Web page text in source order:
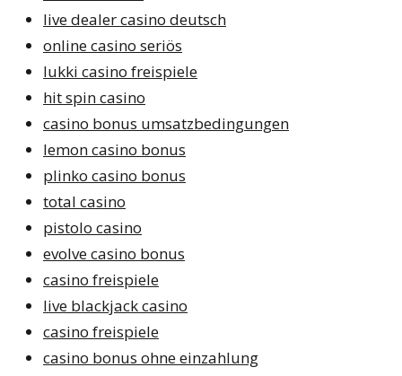
live dealer casino deutsch
online casino seriös
lukki casino freispiele
hit spin casino
casino bonus umsatzbedingungen
lemon casino bonus
plinko casino bonus
total casino
pistolo casino
evolve casino bonus
casino freispiele
live blackjack casino
casino freispiele
casino bonus ohne einzahlung